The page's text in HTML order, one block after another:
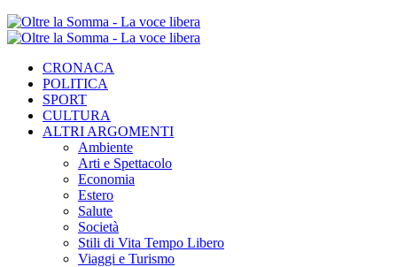
CRONACA
POLITICA
SPORT
CULTURA
ALTRI ARGOMENTI
Ambiente
Arti e Spettacolo
Economia
Estero
Salute
Società
Stili di Vita Tempo Libero
Viaggi e Turismo